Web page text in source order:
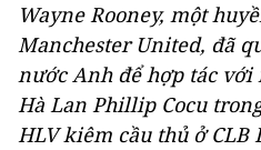
Wayne Rooney, một
Manchester United, đã
nước Anh để hợp tác
Hà Lan Phillip Cocu
HLV kiêm cầu thủ ở CLB